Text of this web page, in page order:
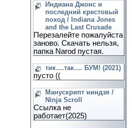
Индиана Джонс и
последний крестовый
поход / Indiana Jones
and the Last Crusade
Перезалейте пожалуйста
заново. Скачать нельзя,
папка Narod пустая.
тик....так.... БУМ! (2021)
пусто ((
Манускрипт ниндзя /
Ninja Scroll
Ссылка не
работает(2025)